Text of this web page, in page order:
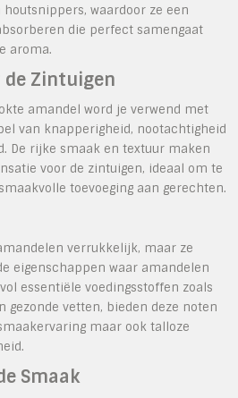
waardoor ze een
die perfect samengaat
aroma.
de Zintuigen
amandel word je verwend met
van knapperigheid, nootachtigheid
De rijke smaak en textuur maken
voor de zintuigen, ideaal om te
toevoeging aan gerechten.
verrukkelijk, maar ze
eigenschappen waar amandelen
essentiële voedingsstoffen zoals
gezonde vetten, bieden deze noten
maar ook talloze
Smaak